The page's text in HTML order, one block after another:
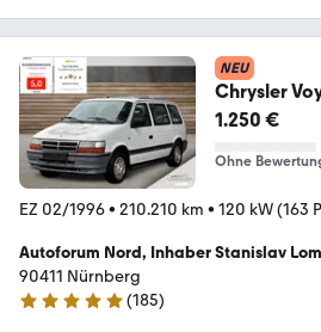
NEU
Chrysler
1.250 €
Ohne
EZ 02/1996• 210.210 km • 120 kW (163
Autoforum Nord, Inhaber Stanislav
90411 Nürnberg
5 Sterne
(185)